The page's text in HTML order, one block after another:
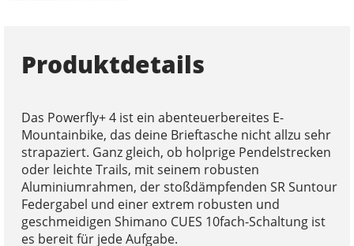
Produktdetails
Das Powerfly+ 4 ist ein abenteuerbereites E-
Mountainbike, das deine Brieftasche nicht allzu sehr
strapaziert. Ganz gleich, ob holprige Pendelstrecken
oder leichte Trails, mit seinem robusten
Aluminiumrahmen, der stoßdämpfenden SR Suntour
Federgabel und einer extrem robusten und
geschmeidigen Shimano CUES 10fach-Schaltung ist
es bereit für jede Aufgabe.